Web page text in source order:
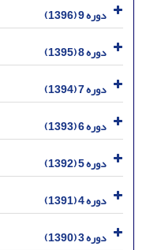
دوره 9 (1396)
دوره 8 (1395)
دوره 7 (1394)
دوره 6 (1393)
دوره 5 (1392)
دوره 4 (1391)
دوره 3 (1390)